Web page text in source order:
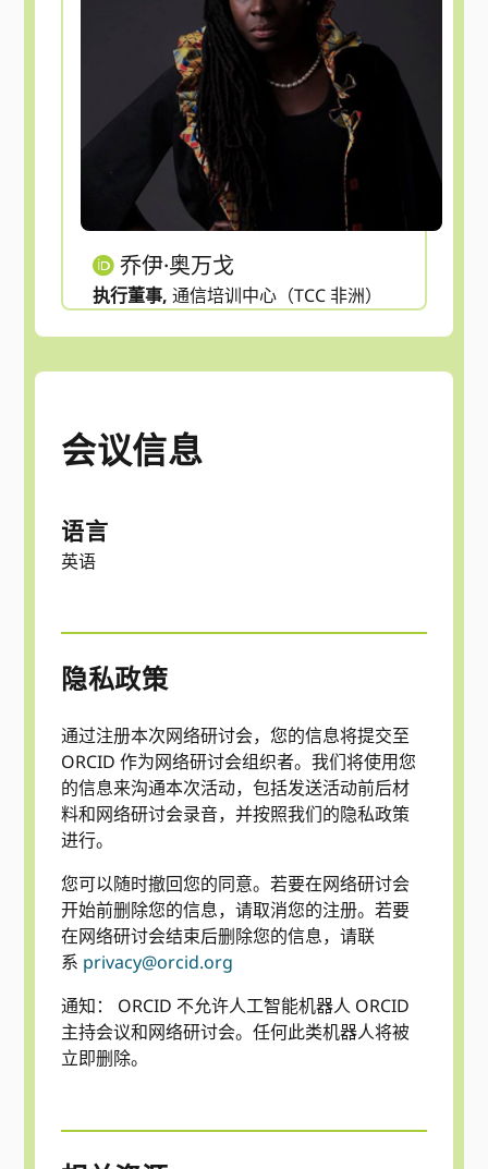
乔伊·奥万戈
执行董事, 通信培训中心（TCC 非洲）
会议信息
语言
英语
隐私政策
通过注册本次网络研讨会，您的信息将提交至
ORCID 作为网络研讨会组织者。我们将使用您
的信息来沟通本次活动，包括发送活动前后材
料和网络研讨会录音，并按照我们的隐私政策
进行。
您可以随时撤回您的同意。若要在网络研讨会
开始前删除您的信息，请取消您的注册。若要
在网络研讨会结束后删除您的信息，请联
系 privacy@orcid.org
通知： ORCID 不允许人工智能机器人 ORCID
主持会议和网络研讨会。任何此类机器人将被
立即删除。